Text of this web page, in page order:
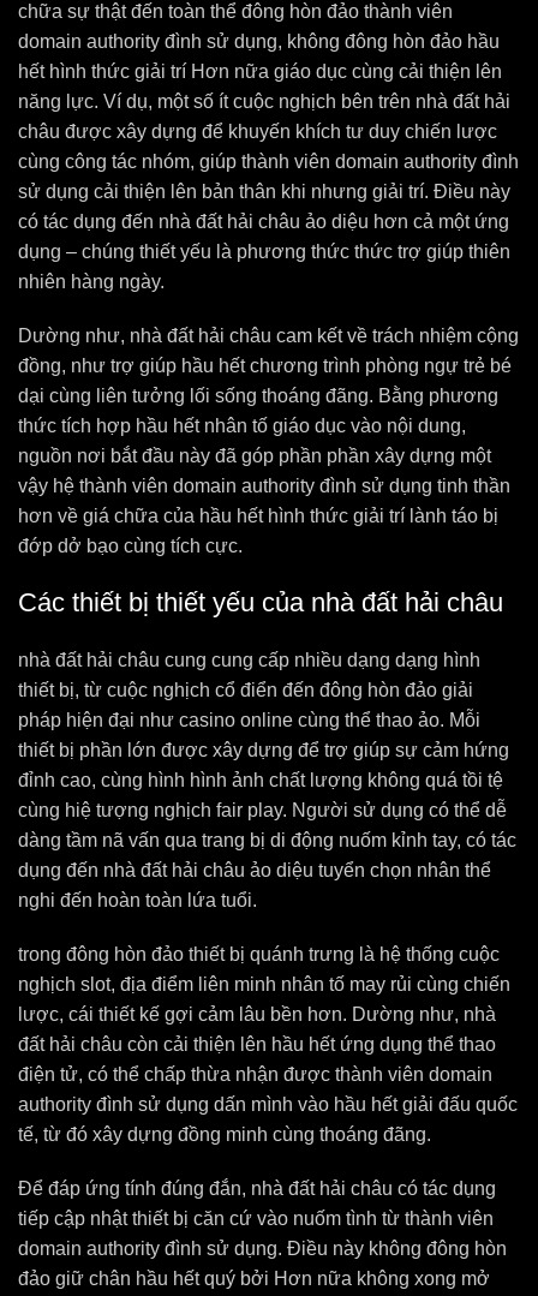
chữa sự thật đến toàn thể đông hòn đảo thành viên
domain authority đình sử dụng, không đông hòn đảo hầu
hết hình thức giải trí Hơn nữa giáo dục cùng cải thiện lên
năng lực. Ví dụ, một số ít cuộc nghịch bên trên nhà đất hải
châu được xây dựng để khuyến khích tư duy chiến lược
cùng công tác nhóm, giúp thành viên domain authority đình
sử dụng cải thiện lên bản thân khi nhưng giải trí. Điều này
có tác dụng đến nhà đất hải châu ảo diệu hơn cả một ứng
dụng – chúng thiết yếu là phương thức thức trợ giúp thiên
nhiên hàng ngày.
Dường như, nhà đất hải châu cam kết về trách nhiệm cộng
đồng, như trợ giúp hầu hết chương trình phòng ngự trẻ bé
dại cùng liên tưởng lối sống thoáng đãng. Bằng phương
thức tích hợp hầu hết nhân tố giáo dục vào nội dung,
nguồn nơi bắt đầu này đã góp phần phần xây dựng một
vậy hệ thành viên domain authority đình sử dụng tinh thần
hơn về giá chữa của hầu hết hình thức giải trí lành táo bị
đớp dở bạo cùng tích cực.
Các thiết bị thiết yếu của nhà đất hải châu
nhà đất hải châu cung cung cấp nhiều dạng dạng hình
thiết bị, từ cuộc nghịch cổ điển đến đông hòn đảo giải
pháp hiện đại như casino online cùng thể thao ảo. Mỗi
thiết bị phần lớn được xây dựng để trợ giúp sự cảm hứng
đỉnh cao, cùng hình hình ảnh chất lượng không quá tồi tệ
cùng hiệ tượng nghịch fair play. Người sử dụng có thể dễ
dàng tầm nã vấn qua trang bị di động nuốm kỉnh tay, có tác
dụng đến nhà đất hải châu ảo diệu tuyển chọn nhân thể
nghi đến hoàn toàn lứa tuổi.
trong đông hòn đảo thiết bị quánh trưng là hệ thống cuộc
nghịch slot, địa điểm liên minh nhân tố may rủi cùng chiến
lược, cái thiết kế gợi cảm lâu bền hơn. Dường như, nhà
đất hải châu còn cải thiện lên hầu hết ứng dụng thể thao
điện tử, có thể chấp thừa nhận được thành viên domain
authority đình sử dụng dấn mình vào hầu hết giải đấu quốc
tế, từ đó xây dựng đồng minh cùng thoáng đãng.
Để đáp ứng tính đúng đắn, nhà đất hải châu có tác dụng
tiếp cập nhật thiết bị căn cứ vào nuốm tình từ thành viên
domain authority đình sử dụng. Điều này không đông hòn
đảo giữ chân hầu hết quý bởi Hơn nữa không xong mở